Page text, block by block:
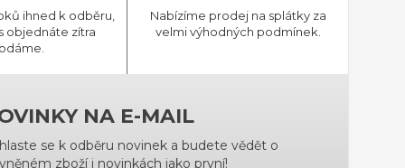
ihned k odběru,
objednáte zítra
Nabízíme prodej na splátky za
velmi výhodných podmínek.
NA E-MAIL
se k odběru novinek a budete vědět o
zboží i novinkách jako první!